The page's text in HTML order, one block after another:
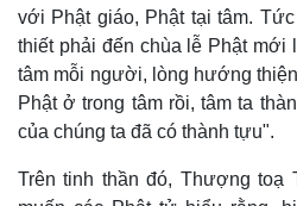
với Phật giáo, Phật tại tâm.
thiết phải đến chùa lễ Phật mới
tâm mỗi người, lòng hướng
Phật ở trong tâm rồi, tâm ta
của chúng ta đã có thành tựu".
Trên tinh thần đó, Thượng toạ